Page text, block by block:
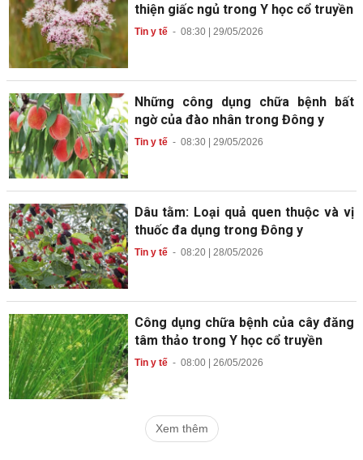
thiện giấc ngủ trong Y học cổ truyền
Tin y tế- 08:30 | 29/05/2026
Những công dụng chữa bệnh bất
ngờ của đào nhân trong Đông y
Tin y tế- 08:30 | 29/05/2026
Dâu tằm: Loại quả quen thuộc và vị
thuốc đa dụng trong Đông y
Tin y tế- 08:20 | 28/05/2026
Công dụng chữa bệnh của cây đăng
tâm thảo trong Y học cổ truyền
Tin y tế- 08:00 | 26/05/2026
Xem thêm